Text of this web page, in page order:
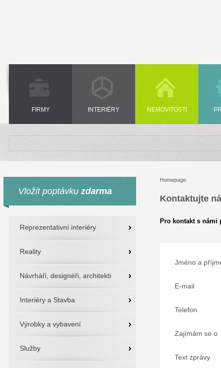
FIRMY INTERIÉRY NEMOVITOSTI
Vložit poptávku zdarma
Reprezentativní interiéry
Reality
Návrháři, designéři, architekti
Interiéry a Stavba
Výrobky a vybavení
Služby
Homepage
Kontaktujte
Pro kontakt s
Jméno a
E-mail
Telefon
Zajímám se o
Text zprávy